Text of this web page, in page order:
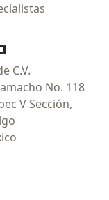
de inicio
C.V.
No. 118
V Sección,